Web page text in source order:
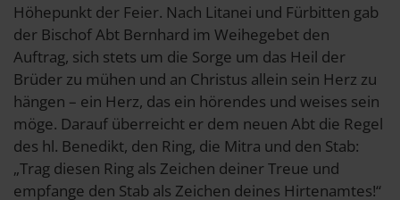
Höhepunkt der Feier. Nach Litanei und Fürbitten gab
der Bischof Abt Bernhard im Weihegebet den
Auftrag, sich stets um die Sorge um das Heil der
Brüder zu mühen und an Christus allein sein Herz zu
hängen – ein Herz, das ein hörendes und weises sein
möge. Darauf überreicht er dem neuen Abt die Regel
des hl. Benedikt, den Ring, die Mitra und den Stab:
„Trag diesen Ring als Zeichen deiner Treue und
empfange den Stab als Zeichen deines Hirtenamtes!“